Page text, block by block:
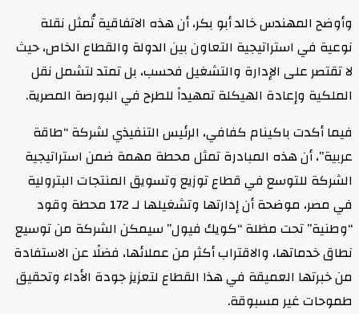
وأوضح المهندس خالد أبو بكر، أن هذه الاتفاقية تُمثل نقلة
نوعية في استراتيجية التعاون بين الدولة والقطاع الخاص، حيث
لا تقتصر على الإدارة والتشغيل فحسب، بل تمتد لتشمل نقل
الملكية وإعادة الهيكلة تمهيداً للطرح في البورصة المصرية.
فيما أكدت باكينام كفافي، الرئيس التنفيذي لشركة “طاقة
عربية”، أن هذه المبادرة تمثل محطة مهمة ضمن استراتيجية
الشركة للتوسع في قطاع توزيع وتسويق المنتجات البترولية
في مصر، موضحة أن إدارتها وتشغيلها لـ 172 محطة وقود
“وطنية” تحت مظلة “كويك فيول” سيمكن الشركة من توسيع
نطاق خدماتها، والاقتراب أكثر من عملائها، فضلًا عن الاستفادة
من خبرتها العميقة في هذا القطاع لتعزيز جودة الأداء وتحقيق
طموحات غير مسبوقة.